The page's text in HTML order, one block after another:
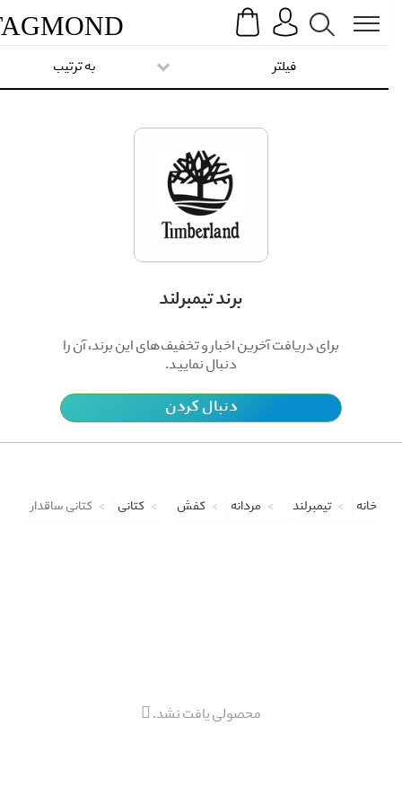
Search
TAGMOND
برند تیمبرلند
برای دریافت آخرین اخبار و تخفیف‌های این برند، آن را
دنبال نمایید.
دنبال کردن
به ترتیب
خانه تیمبرلند مردانه کفش کتانی کتانی ساقدار
محصولی یافت نشد.
فیلتر